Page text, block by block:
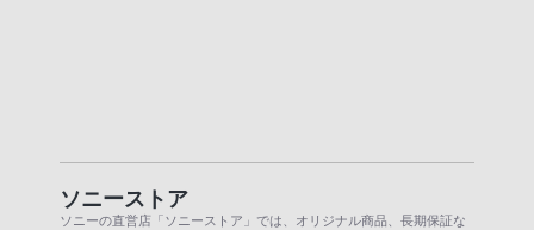
ソニーストア
ソニーの直営店「ソニーストア」では、オリジナル商品、長期保証な